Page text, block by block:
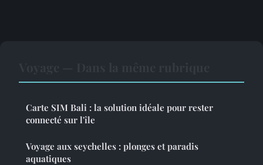
Carte SIM Bali : la solution idéale pour rester
connecté sur l'île
Voyage aux seychelles : plonges et paradis
aquatiques